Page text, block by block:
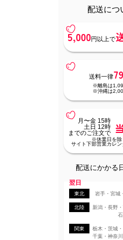
配送につ
5,000円以上で
送料一律
※離島は
※沖縄は
月〜金 15時
土日 12時
までのご注文で
※休業日を除
サイト下部営業カレン
配送にかかる
翌日
東北 岩手・宮城
北陸
新潟・長野
石
関東
栃木・茨城
千葉・神奈